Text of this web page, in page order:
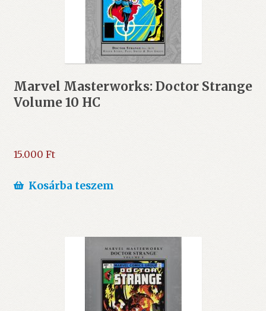
Marvel Masterworks: Doctor Strange
Volume 10 HC
15.000 Ft
Kosárba teszem